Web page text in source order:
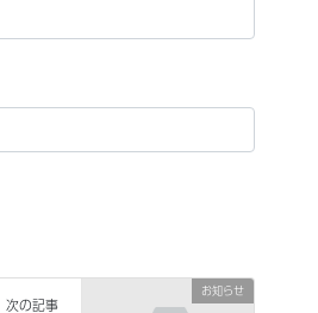
お知らせ
次の記事